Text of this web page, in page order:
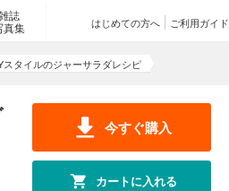
誌
真集
ご利用ガイド
はじめての方へ
タイルのジャーサラダレシピ
今すぐ購入
カートに入れる